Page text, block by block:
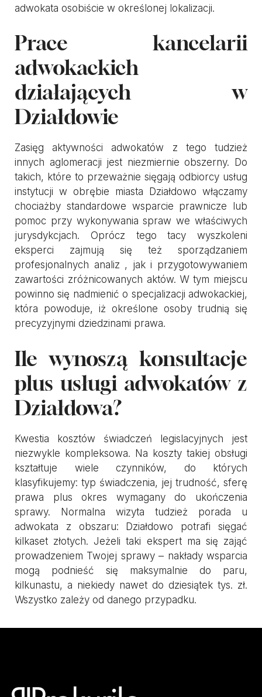
adwokata osobiście w określonej lokalizacji.
Prace kancelarii
adwokackich
działających w
Działdowie
Zasięg aktywności adwokatów z tego tudzież
innych aglomeracji jest niezmiernie obszerny. Do
takich, które to przeważnie sięgają odbiorcy usług
instytucji w obrębie miasta Działdowo włączamy
chociażby standardowe wsparcie prawnicze lub
pomoc przy wykonywania spraw we właściwych
jurysdykcjach. Oprócz tego tacy wyszkoleni
eksperci zajmują się też sporządzaniem
profesjonalnych analiz , jak i przygotowywaniem
zawartości zróżnicowanych aktów. W tym miejscu
powinno się nadmienić o specjalizacji adwokackiej,
która powoduje, iż określone osoby trudnią się
precyzyjnymi dziedzinami prawa.
Ile wynoszą konsultacje
plus usługi adwokatów z
Działdowa?
Kwestia kosztów świadczeń legislacyjnych jest
niezwykle kompleksowa. Na koszty takiej obsługi
kształtuje wiele czynników, do których
klasyfikujemy: typ świadczenia, jej trudność, sferę
prawa plus okres wymagany do ukończenia
sprawy. Normalna wizyta tudzież porada u
adwokata z obszaru: Działdowo potrafi sięgać
kilkaset złotych. Jeżeli taki ekspert ma się zająć
prowadzeniem Twojej sprawy – nakłady wsparcia
mogą podnieść się maksymalnie do paru,
kilkunastu, a niekiedy nawet do dziesiątek tys. zł.
Wszystko zależy od danego przypadku.